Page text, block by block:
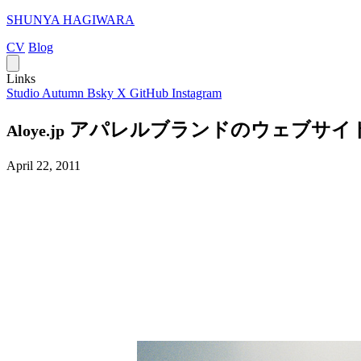
SHUNYA HAGIWARA
CV Blog
Links
Studio Autumn Bsky X GitHub Instagram
Aloye.jp アパレルブランドのウェブサイ
April 22, 2011